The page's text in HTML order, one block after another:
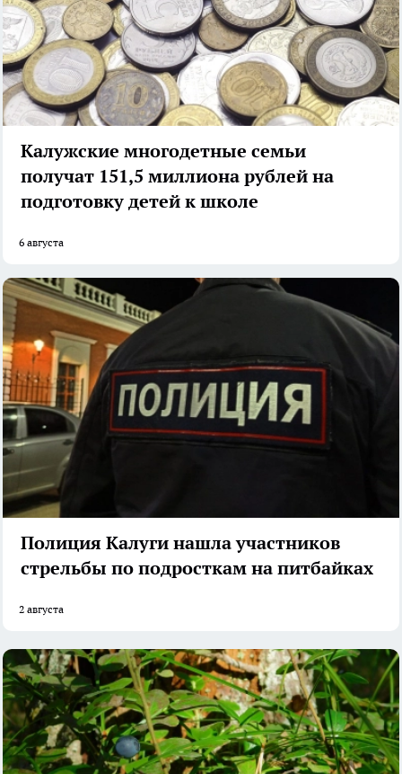
Калужские многодетные семьи
получат 151,5 миллиона рублей на
подготовку детей к школе
6 августа
Полиция Калуги нашла участников
стрельбы по подросткам на питбайках
2 августа